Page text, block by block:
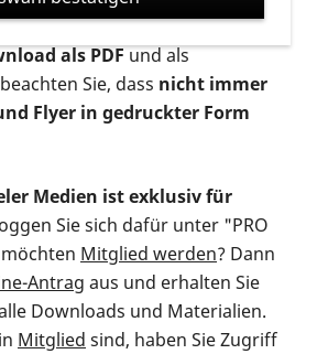
als gedruckte Variante
als PDFund als
Sie, dass nicht immer
Flyer in gedruckter Form
Medien ist exklusiv für
Sie sich dafür unter "PRO
möchten Mitglied werden? Dann
Antrag aus und erhalten Sie
Downloads und Materialien.
Mitglied sind, haben Sie Zugriff